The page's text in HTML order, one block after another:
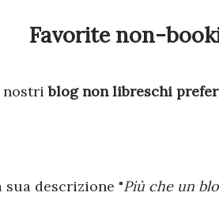
Favorite non-
nostriblog non libreschi
descrizione "Più che un